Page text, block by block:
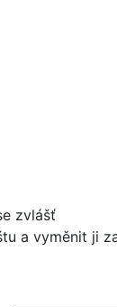
zvlášť
a vyměnit ji